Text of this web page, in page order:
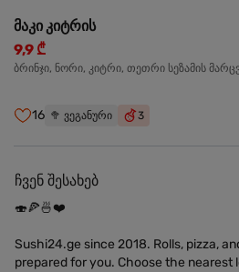
მაკი კიტრის
9,9 ₾
ბრინჯი, ნორი, კიტრი, თეთრი სეზამის
16 🥦 ვეგანური 3
ჩვენ შესახებ
🍣🍕🍜❤️
Sushi24.ge since 2018. Rolls, pizza,
prepared for you. Choose the nearest